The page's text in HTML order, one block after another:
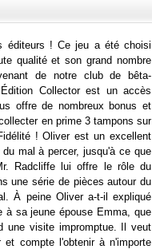
éditeurs ! Ce jeu a été choisi
qualité et son grand nombre
de notre club de bêta-
Collector est un accès
offre de nombreux bonus et
en prime 3 tampons sur
! Oliver est un excellent
mal à percer, jusqu'à ce que
Radcliffe lui offre le rôle du
une série de pièces autour du
À peine Oliver a-t-il expliqué
à sa jeune épouse Emma, que
une visite impromptue. Il veut
et compte l'obtenir à n'importe